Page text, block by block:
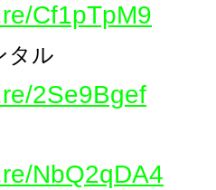
Cf1pTpM9
タル
2Se9Bgef
NbQ2qDA4